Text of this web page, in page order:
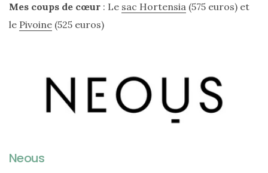
Les
sacs
tendances
sélection
pratique
Mes coups de cœur : Le sac Hortensia (575 euros) et
le Pivoine (525 euros)
Neous